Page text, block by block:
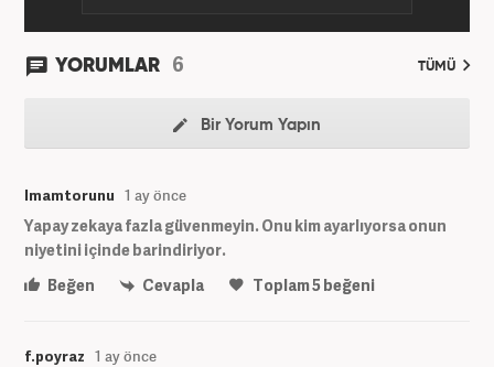
YORUMLAR 6 TÜMÜ
Bir Yorum Yapın
Imamtorunu 1 ay önce
Yapay zekaya fazla güvenmeyin. Onu kim ayarlıyorsa onun
niyetini içinde barindiriyor.
Beğen
Cevapla Toplam5beğeni
f.poyraz 1 ay önce